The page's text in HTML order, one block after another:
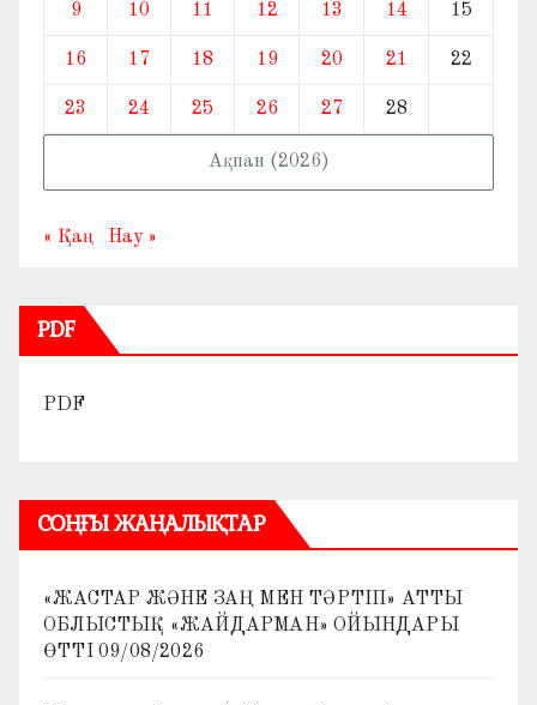
Ақпан (2026)
9 10 11 12 13 14 15
16 17 18 19 20 21 22
23 24 25 26 27 28
« Қаң Нау »
PDF
PDF
СОҢҒЫ ЖАҢАЛЫҚТАР
«ЖАСТАР ЖӘНЕ ЗАҢ МЕН ТӘРТІП» АТТЫ
ОБЛЫСТЫҚ «ЖАЙДАРМАН» ОЙЫНДАРЫ
ӨТТІ 09/08/2026